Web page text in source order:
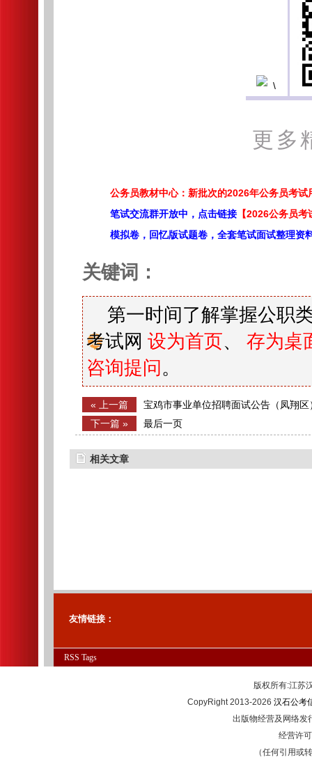
更多
公务员教材中心：新批次的2026年公务员考试
笔试交流群开放中，点击链接 【2026公务员
模拟卷，回忆版试题卷，全套笔试面试整理资
关键词：
第一时间了解掌握公职
考试网 设为首页、 存为桌
咨询提问 。
« 上一篇
宝鸡市事业单位招聘面试公告（凤翔区
下一篇 »
最后一页
相关文章
友情链接：
RSS Tags
版权所有:江
CopyRight 2013-2026 汉石公考
出版物经营及网络发
经营许
（任何引用或